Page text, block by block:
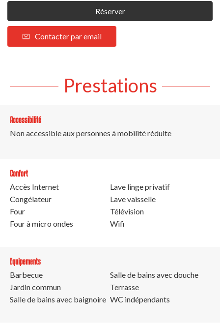
Réserver
Contacter par email
Prestations
Accessibilité
Non accessible aux personnes à mobilité réduite
Confort
Accès Internet
Congélateur
Four
Four à micro ondes
Lave linge privatif
Lave vaisselle
Télévision
Wifi
Equipements
Barbecue
Jardin commun
Salle de bains avec baignoire
Salle de bains avec douche
Terrasse
WC indépendants